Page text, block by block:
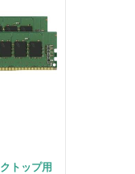
トップ用